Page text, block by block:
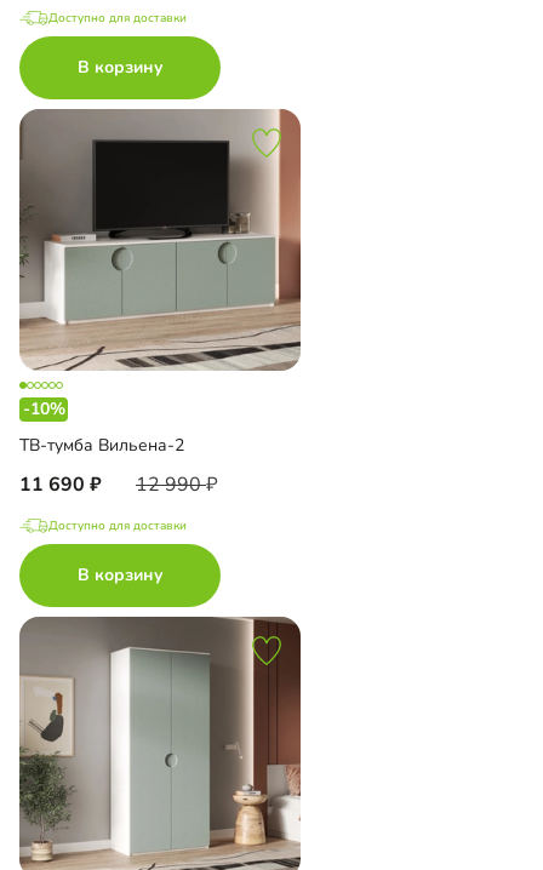
Доступно для доставки
В корзину
-10%
ТВ-тумба Вильена-2
11 690 12 990
Доступно для доставки
В корзину